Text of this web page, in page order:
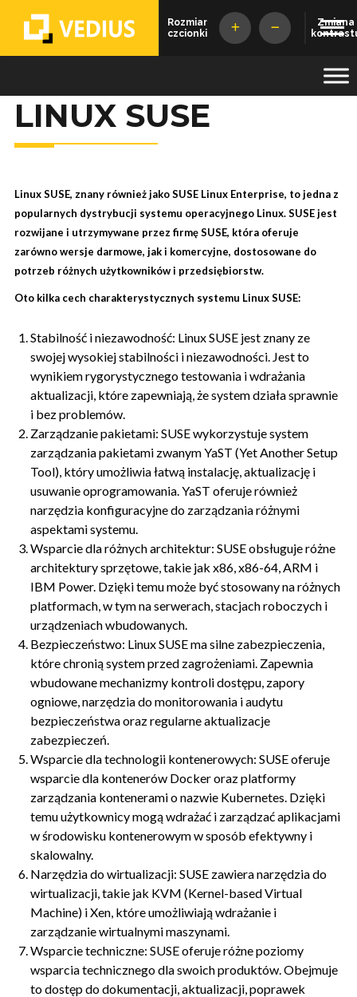
Rozmiar
czcionki
Zmiana
LINUX SUSE
Linux SUSE, znany również jako SUSE Linux Enterprise, to jedna z
popularnych dystrybucji systemu operacyjnego Linux. SUSE jest
rozwijane i utrzymywane przez firmę SUSE, która oferuje
zarówno wersje darmowe, jak i komercyjne, dostosowane do
potrzeb różnych użytkowników i przedsiębiorstw.
Oto kilka cech charakterystycznych systemu Linux SUSE:
Stabilność i niezawodność: Linux SUSE jest znany ze
swojej wysokiej stabilności i niezawodności. Jest to
wynikiem rygorystycznego testowania i wdrażania
aktualizacji, które zapewniają, że system działa sprawnie
i bez problemów.
Zarządzanie pakietami: SUSE wykorzystuje system
zarządzania pakietami zwanym YaST (Yet Another Setup
Tool), który umożliwia łatwą instalację, aktualizację i
usuwanie oprogramowania. YaST oferuje również
narzędzia konfiguracyjne do zarządzania różnymi
aspektami systemu.
Wsparcie dla różnych architektur: SUSE obsługuje różne
architektury sprzętowe, takie jak x86, x86-64, ARM i
IBM Power. Dzięki temu może być stosowany na różnych
platformach, w tym na serwerach, stacjach roboczych i
urządzeniach wbudowanych.
Bezpieczeństwo: Linux SUSE ma silne zabezpieczenia,
które chronią system przed zagrożeniami. Zapewnia
wbudowane mechanizmy kontroli dostępu, zapory
ogniowe, narzędzia do monitorowania i audytu
bezpieczeństwa oraz regularne aktualizacje
zabezpieczeń.
Wsparcie dla technologii kontenerowych: SUSE oferuje
wsparcie dla kontenerów Docker oraz platformy
zarządzania kontenerami o nazwie Kubernetes. Dzięki
temu użytkownicy mogą wdrażać i zarządzać aplikacjami
w środowisku kontenerowym w sposób efektywny i
skalowalny.
Narzędzia do wirtualizacji: SUSE zawiera narzędzia do
wirtualizacji, takie jak KVM (Kernel-based Virtual
Machine) i Xen, które umożliwiają wdrażanie i
zarządzanie wirtualnymi maszynami.
Wsparcie techniczne: SUSE oferuje różne poziomy
wsparcia technicznego dla swoich produktów. Obejmuje
to dostęp do dokumentacji, aktualizacji, poprawek